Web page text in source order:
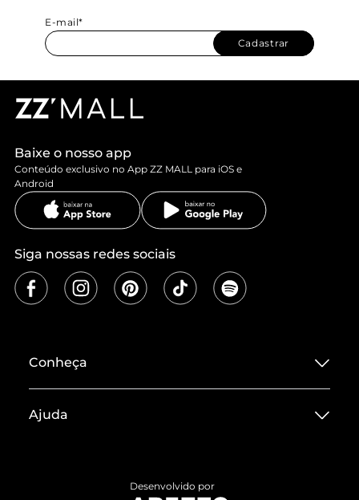
E-mail*
Cadastrar
Baixe o nosso app
Conteúdo exclusivo no App ZZ MALL para iOS e
Android
Siga nossas redes sociais
Conheça
Termos de Uso
Ajuda
Desenvolvido por